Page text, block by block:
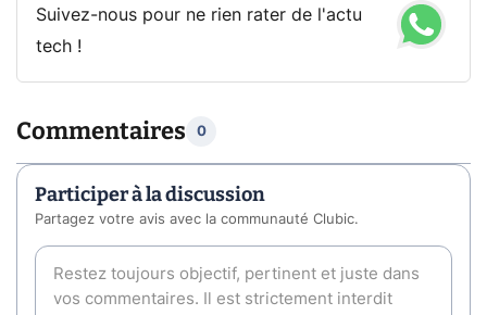
Suivez-nous pour ne rien rater de l'actu
tech !
Commentaires 0
Participer à la discussion
Partagez votre avis avec la communauté Clubic.